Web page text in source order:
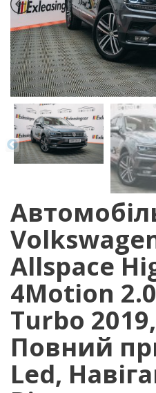
Allspace
4Motion
Turbo
Повний
Led,